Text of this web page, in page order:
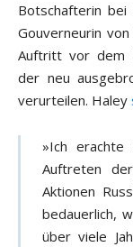
Botschafterin bei
Gouverneurin
Auftritt vor dem
der neu
verurteilen. Haley
»Ich erachte
Auftreten
Aktionen
bedauerlich,
über viele